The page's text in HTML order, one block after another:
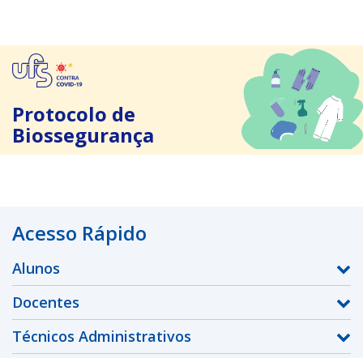
Protocolo de
Biossegurança
Acesso Rápido
Alunos
Docentes
Técnicos Administrativos